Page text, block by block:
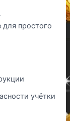
простого
учётки